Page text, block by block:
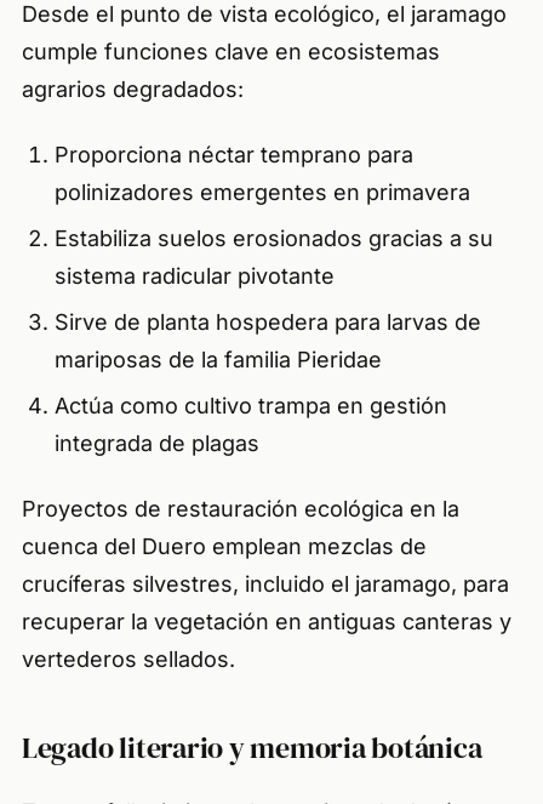
Desde el punto de vista ecológico, el jaramago
cumple funciones clave en ecosistemas
agrarios degradados:
Proporciona néctar temprano para
polinizadores emergentes en primavera
Estabiliza suelos erosionados gracias a su
sistema radicular pivotante
Sirve de planta hospedera para larvas de
mariposas de la familia Pieridae
Actúa como cultivo trampa en gestión
integrada de plagas
Proyectos de restauración ecológica en la
cuenca del Duero emplean mezclas de
crucíferas silvestres, incluido el jaramago, para
recuperar la vegetación en antiguas canteras y
vertederos sellados.
Legado literario y memoria botánica